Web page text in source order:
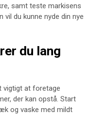
samt teste markisens
du kunne nyde din nye
du lang
vigtigt at foretage
der kan opstå. Start
og vaske med mildt